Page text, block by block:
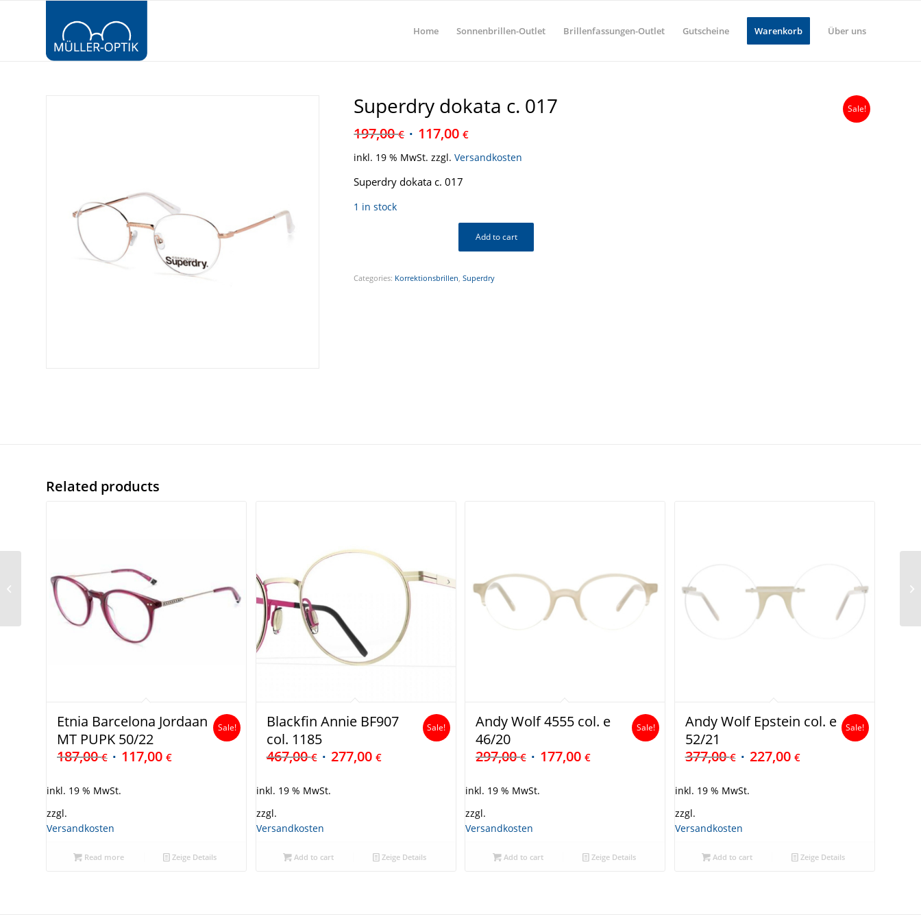
Home Sonnenbrillen-Outlet Brillenfassungen-Outlet Gutscheine Warenkorb Über uns
Sale!
Superdry dokata c. 017
197,00€ 117,00€
inkl. 19 % MwSt. zzgl.Versandkosten
Superdry dokata c. 017
1 in stock
Add to cart
Categories: Korrektionsbrillen ,Superdry
Related products
Etnia Barcelona Jordaan
MT PUPK 50/22
187,00€ 117,00 €
Sale!
inkl. 19 % MwSt.
zzgl.
Versandkosten
Read more Zeige Details
Blackfin Annie BF907
col. 1185
467,00€ 277,00 €
Sale!
inkl. 19 % MwSt.
zzgl.
Versandkosten
Add to cart Zeige Details
Andy Wolf 4555 col. e
46/20
297,00€ 177,00€
Sale!
inkl. 19 % MwSt.
zzgl.
Versandkosten
Add to cart Zeige Details
Andy Wolf Epstein col. e
52/21
377,00€ 227,00 €
Sale!
inkl. 19 % MwSt.
zzgl.
Versandkosten
Add to cart Zeige Details
Superdry Aimi col. 061